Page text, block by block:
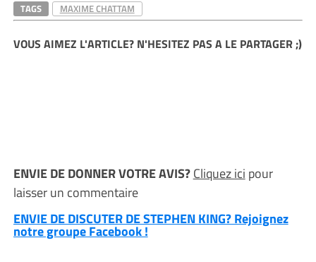
TAGS MAXIME CHATTAM
VOUS AIMEZ L'ARTICLE? N'HESITEZ PAS A LE PARTAGER ;)
ENVIE DE DONNER VOTRE AVIS?Cliquez ici pour
laisser un commentaire
ENVIE DE DISCUTER DE STEPHEN KING? Rejoignez
notre groupe Facebook !